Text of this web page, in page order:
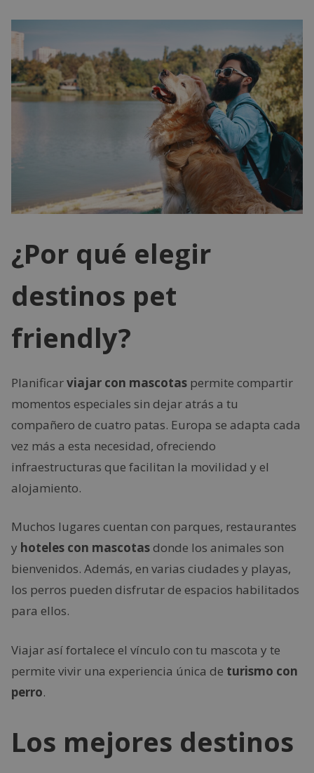
¿Por qué elegir
destinos pet
friendly?
Planificarviajar con mascotas permite compartir
momentos especiales sin dejar atrás a tu
compañero de cuatro patas. Europa se adapta cada
vez más a esta necesidad, ofreciendo
infraestructuras que facilitan la movilidad y el
alojamiento.
Muchos lugares cuentan con parques, restaurantes
y hoteles con mascotasdonde los animales son
bienvenidos. Además, en varias ciudades y playas,
los perros pueden disfrutar de espacios habilitados
para ellos.
Viajar así fortalece el vínculo con tu mascota y te
permite vivir una experiencia única de turismo con
perro.
Los mejores destinos